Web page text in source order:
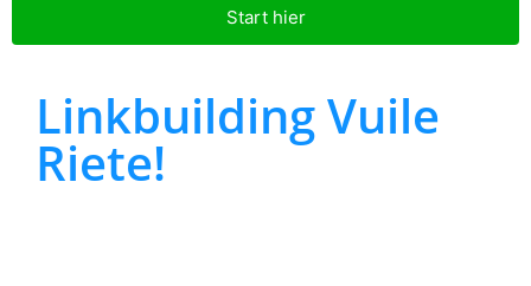
Start hier
Linkbuilding Vuile
Riete!